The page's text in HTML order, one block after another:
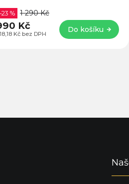
Kč bez DPH
% 1 290 Kč
Kč Do košíku
Integrovaná...